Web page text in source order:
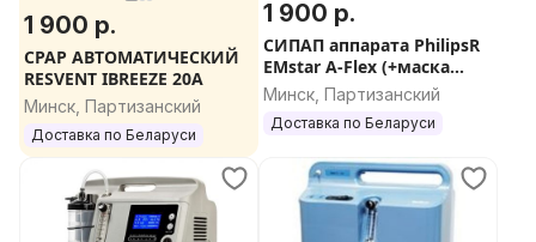
1 900 р.
CPAP АВТОМАТИЧЕСКИЙ
RESVENT IBREEZE 20A
Минск, Партизанский
Доставка по Беларуси
1 900 р.
СИПАП аппарата PhilipsR
EMstar A-Flex (+маска
носовая)
Минск, Партизанский
Доставка по Беларуси